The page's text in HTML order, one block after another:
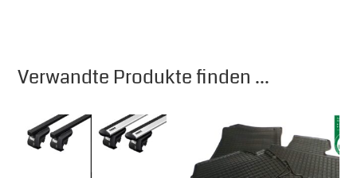
Verwandte Produkte finden ...